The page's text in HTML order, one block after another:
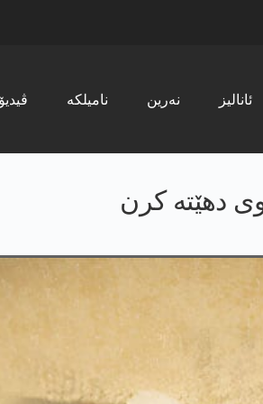
ڤیدیۆ نامیلکە نەرین ئانالیز
دهێته‌ کرن